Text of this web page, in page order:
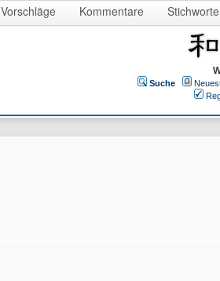
Vorschläge Kommentare Stichworte
Suche